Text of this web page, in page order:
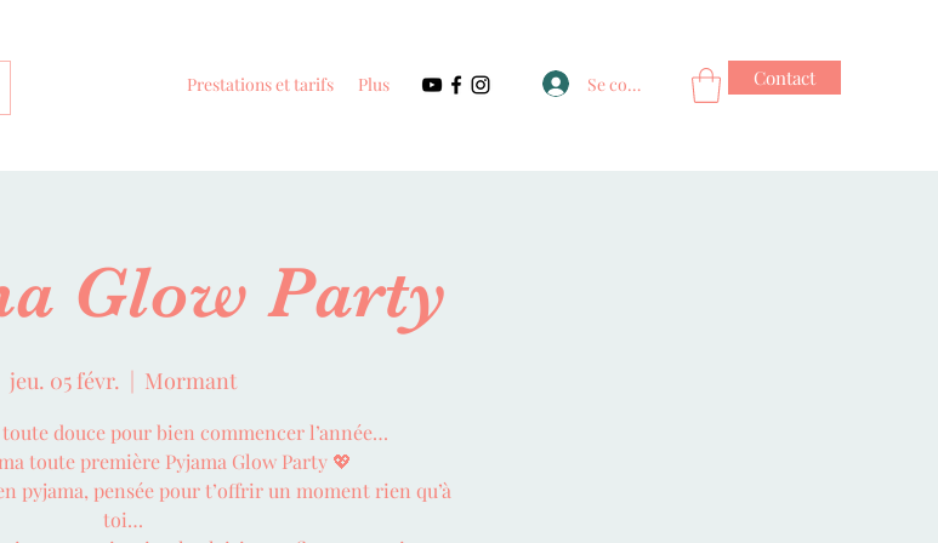
Prestations et tarifs Plus Se connecter Contact
Glow Party
jeu. 05 févr. Mormant
toute douce pour bien commencer l’année…
toute première Pyjama Glow Party 💖
pyjama, pensée pour t’offrir un moment rien qu’à
toi…